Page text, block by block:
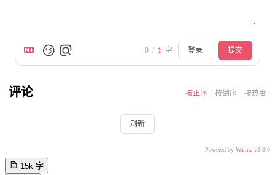
0 / 1 字 登录 提交
评论 按正序 按倒序 按热度
刷新
Powered by Waline v3.8.0
15k 字